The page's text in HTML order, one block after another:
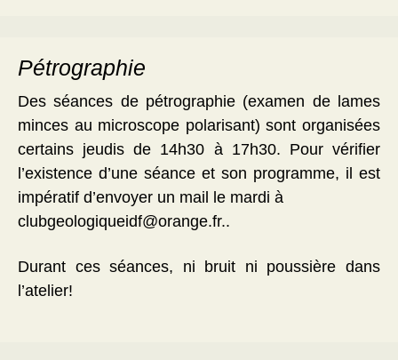
Pétrographie
Des séances de pétrographie (examen de lames
minces au microscope polarisant) sont organisées
certains jeudis de 14h30 à 17h30. Pour vérifier
l’existence d’une séance et son programme, il est
impératif d’envoyer un mail le mardi à
clubgeologiqueidf@orange.fr..
Durant ces séances, ni bruit ni poussière dans
l’atelier!